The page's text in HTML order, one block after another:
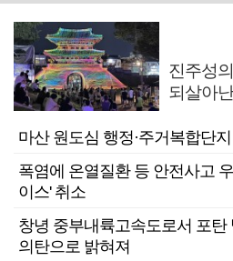
진주성
되살아
마산 원도심 행정·주거복합단
폭염에 온열질환 등 안전사고
이스' 취소
창녕 중부내륙고속도로서 포
의탄으로 밝혀져